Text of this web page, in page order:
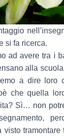
si fa ricerca.
ad avere tra i
alla
a dire loro
che quella
Sì… non
visto